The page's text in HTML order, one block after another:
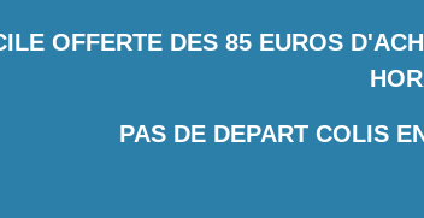
OFFERTE DES 85 EUROS
PAS DE DEPART COLIS